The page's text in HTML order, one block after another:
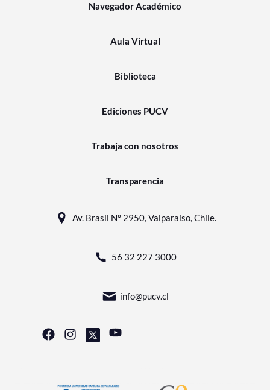
Navegador Académico
Aula Virtual
Biblioteca
Ediciones PUCV
Trabaja con nosotros
Transparencia
Av. Brasil N° 2950, Valparaíso, Chile.
56 32 227 3000
info@pucv.cl